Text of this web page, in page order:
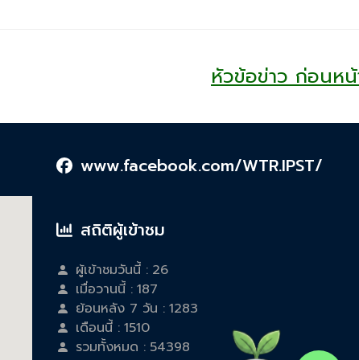
หัวข้อข่าว ก่อนห
www.facebook.com/WTR.IPST/
สถิติผู้เข้าชม
ผู้เข้าชมวันนี้ : 26
เมื่อวานนี้ : 187
ย้อนหลัง 7 วัน : 1283
เดือนนี้ : 1510
รวมทั้งหมด : 54398